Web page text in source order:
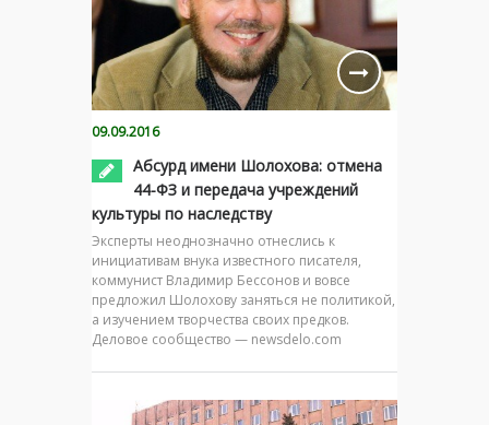
09.09.2016
Абсурд имени Шолохова: отмена
44-ФЗ и передача учреждений
культуры по наследству
Эксперты неоднозначно отнеслись к
инициативам внука известного писателя,
коммунист Владимир Бессонов и вовсе
предложил Шолохову заняться не политикой,
а изучением творчества своих предков.
Деловое сообщество — newsdelo.com